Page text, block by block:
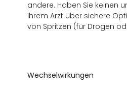
andere. Haben Sie keinen
Ihrem Arzt über sichere
von Spritzen (für Drogen
Wechselwirkungen